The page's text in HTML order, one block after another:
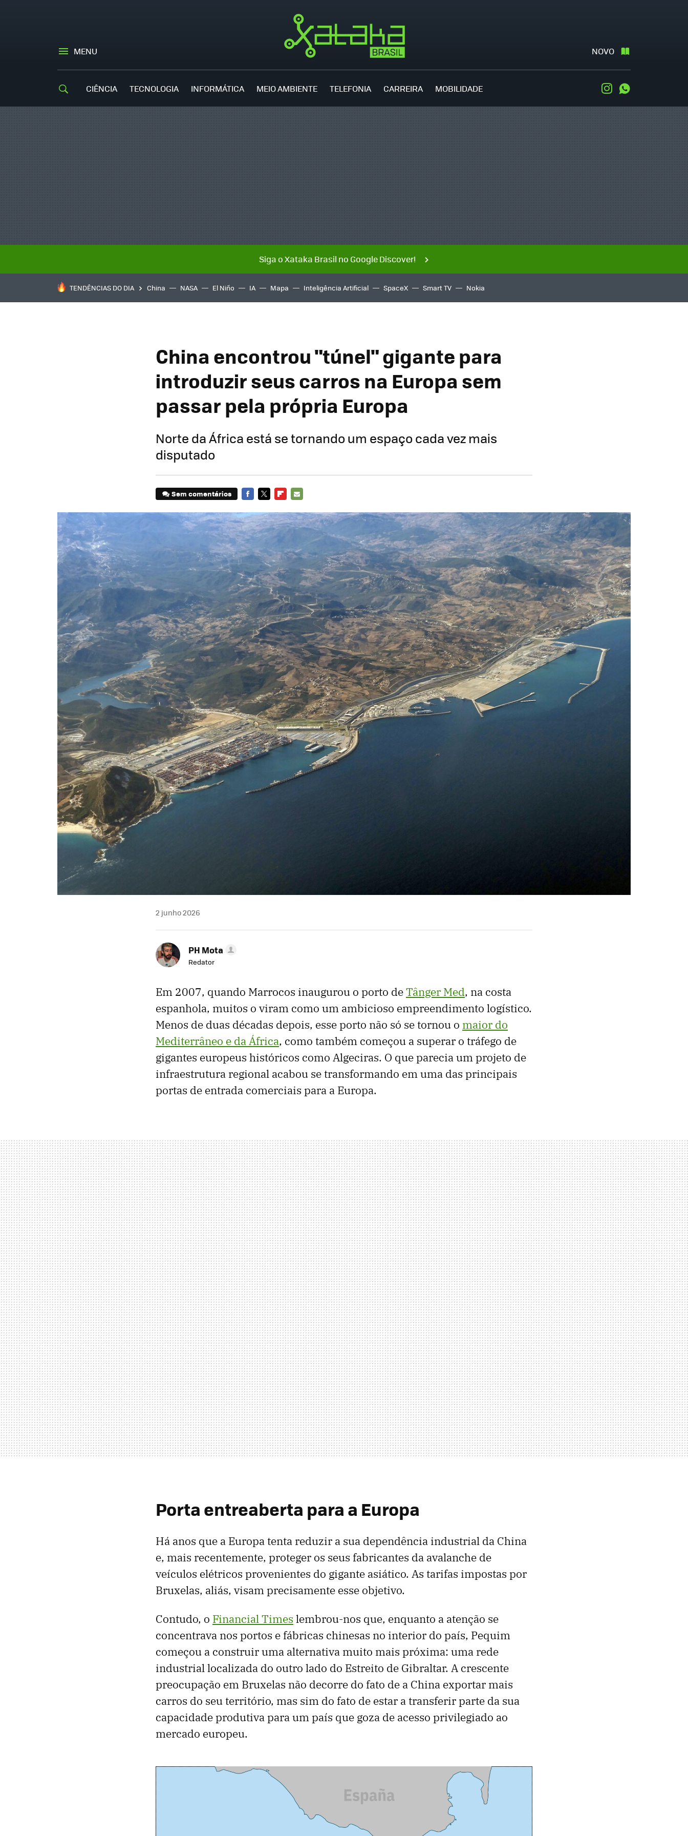
MENU NOVO
CIÊNCIA TECNOLOGIA INFORMÁTICA MEIO AMBIENTE TELEFONIA CARREIRA MOBILIDADE Instagram
Siga o Xataka Brasil no Google Discover!
TENDÊNCIAS DO DIA China NASA El Niño IA Mapa Inteligência Artificial SpaceX Smart TV Nokia
China encontrou "túnel" gigante para
introduzir seus carros na Europa sem
passar pela própria Europa
Norte da África está se tornando um espaço cada vez mais
disputado
Sem comentários
MAIL
2 junho 2026
PH Mota
Redator
Em 2007, quando Marrocos inaugurou o porto deTânger Med, na costa
espanhola, muitos o viram como um ambicioso empreendimento logístico.
Menos de duas décadas depois, esse porto não só se tornou o maior do
Mediterrâneo e da África, como também começou a superar o tráfego de
gigantes europeus históricos como Algeciras. O que parecia um projeto de
infraestrutura regional acabou se transformando em uma das principais
portas de entrada comerciais para a Europa.
Porta entreaberta para a Europa
Há anos que a Europa tenta reduzir a sua dependência industrial da China
e, mais recentemente, proteger os seus fabricantes da avalanche de
veículos elétricos provenientes do gigante asiático. As tarifas impostas por
Bruxelas, aliás, visam precisamente esse objetivo.
Contudo, o Financial Times lembrou-nos que, enquanto a atenção se
concentrava nos portos e fábricas chinesas no interior do país, Pequim
começou a construir uma alternativa muito mais próxima: uma rede
industrial localizada do outro lado do Estreito de Gibraltar. A crescente
preocupação em Bruxelas não decorre do fato de a China exportar mais
carros do seu território, mas sim do fato de estar a transferir parte da sua
capacidade produtiva para um país que goza de acesso privilegiado ao
mercado europeu.